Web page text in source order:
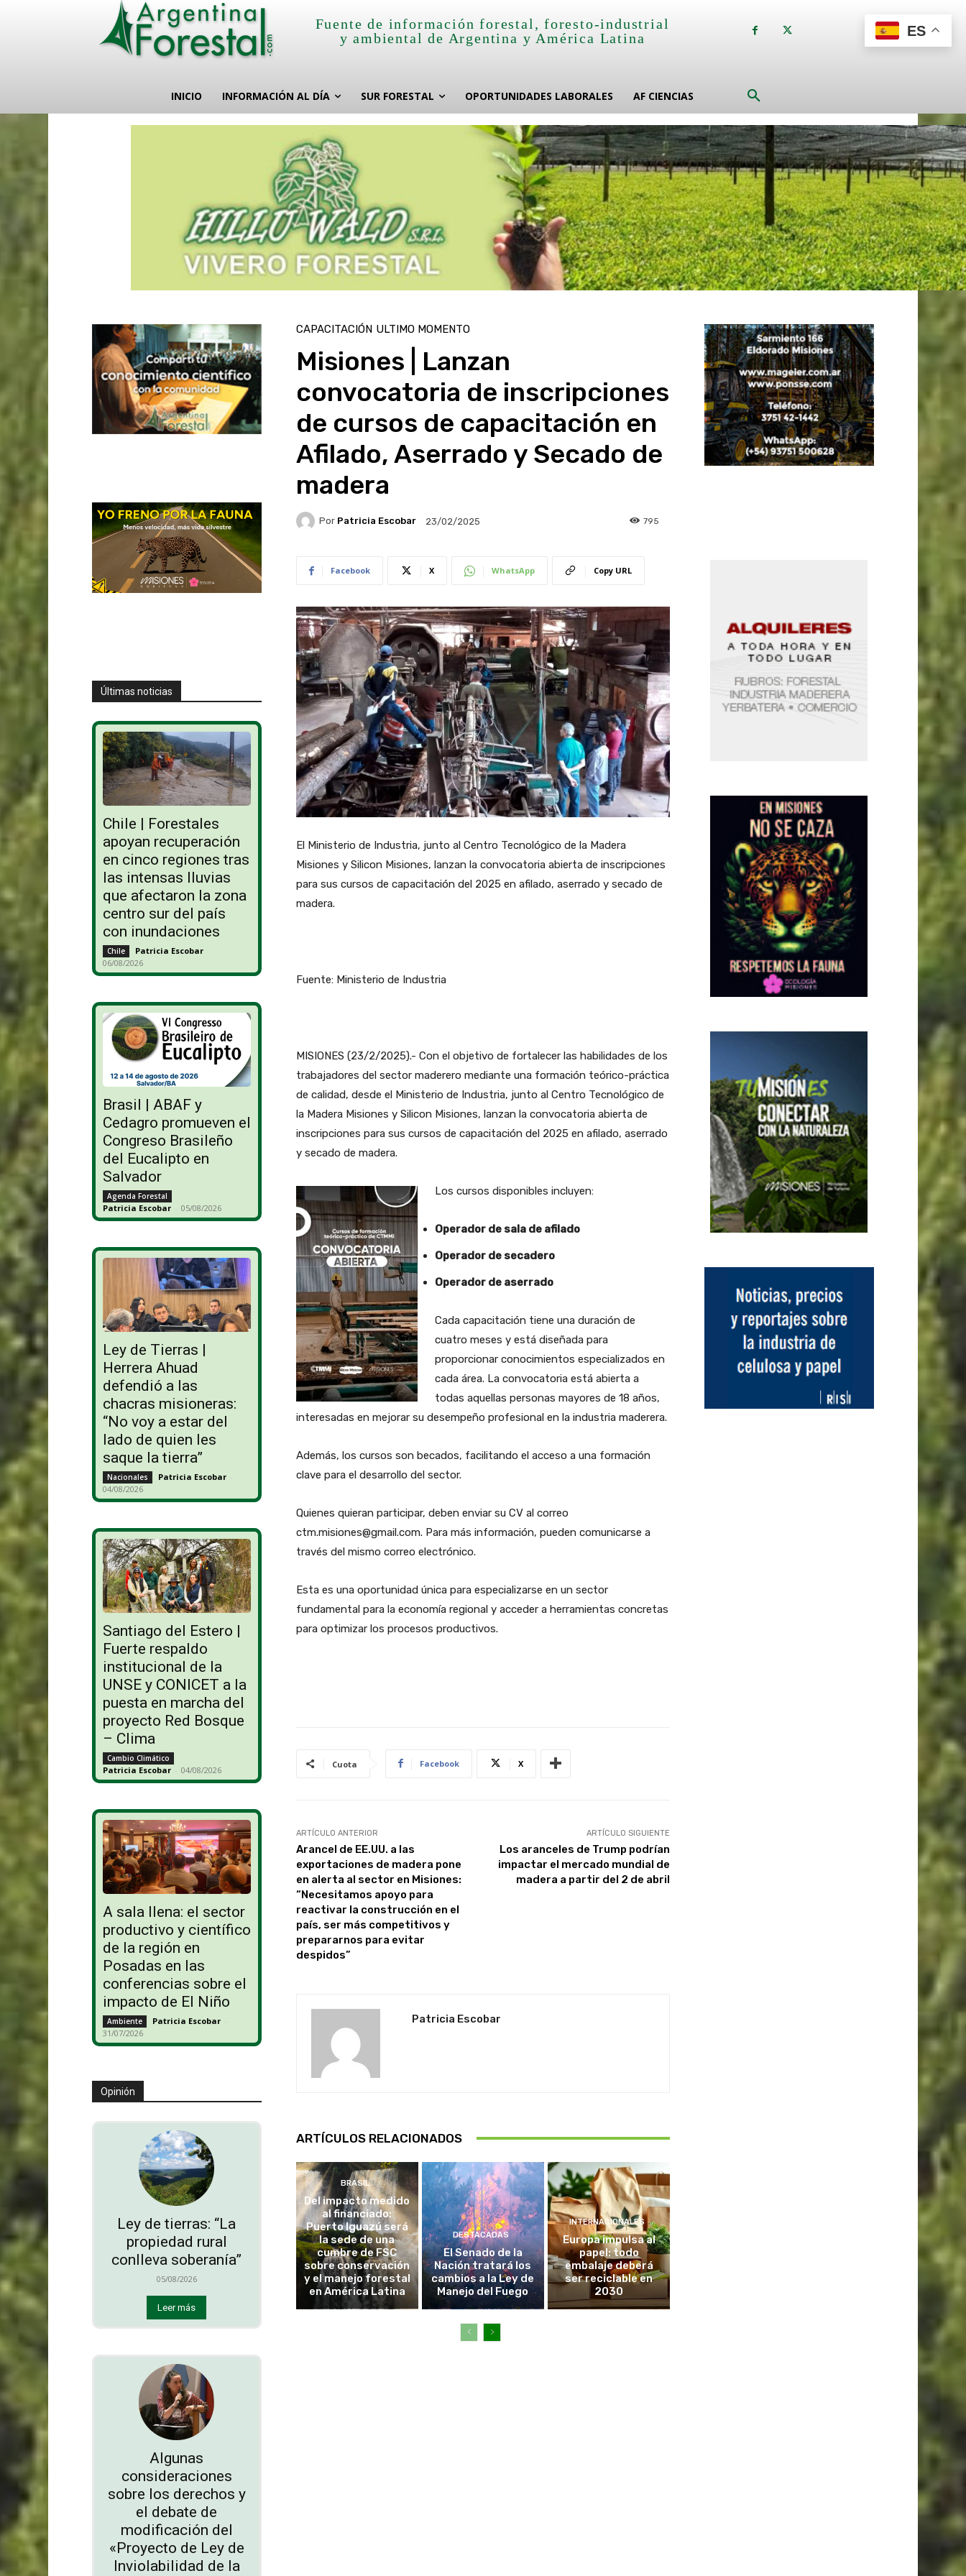
Fuente de información forestal, foresto-industrial
y ambiental de Argentina y América Latina
INICIO INFORMACIÓN AL DÍA SUR FORESTAL OPORTUNIDADES LABORALES AF CIENCIAS
Últimas noticias
Chile | Forestales
apoyan recuperación
en cinco regiones tras
las intensas lluvias
que afectaron la zona
centro sur del país
con inundaciones
Chile Patricia Escobar -
06/08/2026
Brasil | ABAF y
Cedagro promueven el
Congreso Brasileño
del Eucalipto en
Salvador
Agenda Forestal
Patricia Escobar - 05/08/2026
Ley de Tierras |
Herrera Ahuad
defendió a las
chacras misioneras:
“No voy a estar del
lado de quien les
saque la tierra”
Nacionales Patricia Escobar -
04/08/2026
Santiago del Estero |
Fuerte respaldo
institucional de la
UNSE y CONICET a la
puesta en marcha del
proyecto Red Bosque
– Clima
Cambio Climático
Patricia Escobar - 04/08/2026
A sala llena: el sector
productivo y científico
de la región en
Posadas en las
conferencias sobre el
impacto de El Niño
Ambiente Patricia Escobar -
31/07/2026
Opinión
Ley de tierras: “La
propiedad rural
conlleva soberanía”
05/08/2026
Leer más
Algunas
consideraciones
sobre los derechos y
el debate de
modificación del
«Proyecto de Ley de
Inviolabilidad de la
CAPACITACIÓN ULTIMO MOMENTO
Misiones | Lanzan
convocatoria de inscripciones
de cursos de capacitación en
Afilado, Aserrado y Secado de
madera
Por Patricia Escobar 23/02/2025 795
Facebook X WhatsApp Copy URL
El Ministerio de Industria, junto al Centro Tecnológico de la Madera
Misiones y Silicon Misiones, lanzan la convocatoria abierta de inscripciones
para sus cursos de capacitación del 2025 en afilado, aserrado y secado de
madera.
Fuente: Ministerio de Industria
MISIONES (23/2/2025).- Con el objetivo de fortalecer las habilidades de los
trabajadores del sector maderero mediante una formación teórico-práctica
de calidad, desde el Ministerio de Industria, junto al Centro Tecnológico de
la Madera Misiones y Silicon Misiones, lanzan la convocatoria abierta de
inscripciones para sus cursos de capacitación del 2025 en afilado, aserrado
y secado de madera.
Los cursos disponibles incluyen:
Operador de sala de afilado
Operador de secadero
Operador de aserrado
Cada capacitación tiene una duración de
cuatro meses y está diseñada para
proporcionar conocimientos especializados en
cada área. La convocatoria está abierta a
todas aquellas personas mayores de 18 años,
interesadas en mejorar su desempeño profesional en la industria maderera.
Además, los cursos son becados, facilitando el acceso a una formación
clave para el desarrollo del sector.
Quienes quieran participar, deben enviar su CV al correo
ctm.misiones@gmail.com. Para más información, pueden comunicarse a
través del mismo correo electrónico.
Esta es una oportunidad única para especializarse en un sector
fundamental para la economía regional y acceder a herramientas concretas
para optimizar los procesos productivos.
Cuota Facebook X
ARTÍCULO ANTERIOR
Arancel de EE.UU. a las
exportaciones de madera pone
en alerta al sector en Misiones:
“Necesitamos apoyo para
reactivar la construcción en el
país, ser más competitivos y
prepararnos para evitar
despidos”
ARTÍCULO SIGUIENTE
Los aranceles de Trump podrían
impactar el mercado mundial de
madera a partir del 2 de abril
Patricia Escobar
ARTÍCULOS RELACIONADOS
BRASIL
Del impacto medido
al financiado:
Puerto Iguazú será
la sede de una
cumbre de FSC
sobre conservación
y el manejo forestal
en América Latina
DESTACADAS
El Senado de la
Nación tratará los
cambios a la Ley de
Manejo del Fuego
INTERNACIONALES
Europa impulsa al
papel: todo
embalaje deberá
ser reciclable en
2030
ES